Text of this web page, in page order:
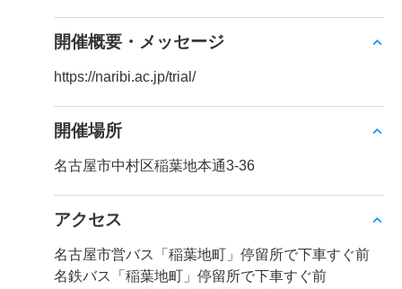
開催概要・メッセージ
https://naribi.ac.jp/trial/
開催場所
名古屋市中村区稲葉地本通3-36
アクセス
名古屋市営バス「稲葉地町」停留所で下車すぐ前
名鉄バス「稲葉地町」停留所で下車すぐ前